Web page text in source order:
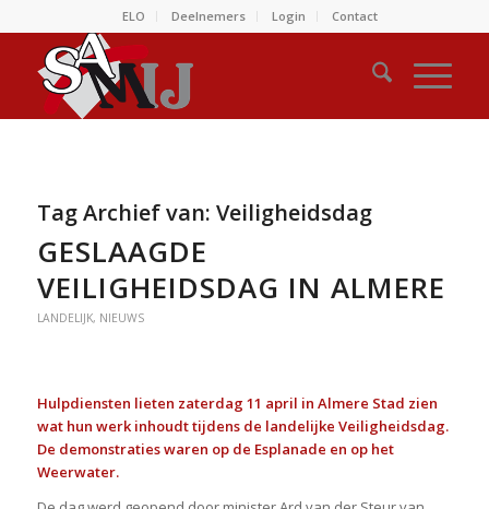
ELO Deelnemers Login Contact
Tag Archief van: Veiligheidsdag
GESLAAGDE
VEILIGHEIDSDAG IN ALMERE
LANDELIJK, NIEUWS
Hulpdiensten lieten zaterdag 11 april in Almere Stad zien
wat hun werk inhoudt tijdens de landelijke Veiligheidsdag.
De demonstraties waren op de Esplanade en op het
Weerwater.